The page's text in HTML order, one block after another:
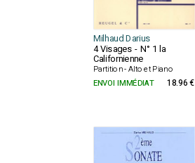
Milhaud Darius
4 Visages - N° 1 la
Californienne
Partition - Alto et Piano
ENVOI IMMÉDIAT 18.96 €